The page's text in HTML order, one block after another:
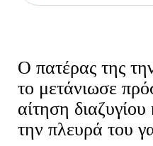
Ο πατέρας της
το μετάνιωσε
αίτηση
την πλευρά του